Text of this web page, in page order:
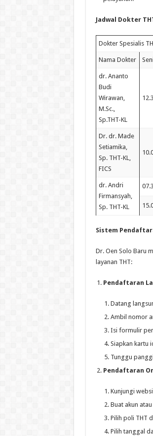
Jadwal Dokter
Dokter Spesialis
Nama Dokter
dr. Ananto
Budi
Wirawan,
M.Sc.,
Sp.THT-KL
Dr. dr. Made
Setiamika,
Sp. THT-KL,
FICS
dr. Andri
Firmansyah,
Sp. THT-KL
Sistem
Dr. Oen Solo Baru
layanan THT:
Pendaftaran
Datang
Ambil nomor
Isi formulir
Siapkan kartu
Tunggu
Pendaftaran
Kunjungi
Buat akun
Pilih poli THT
Pilih tanggal